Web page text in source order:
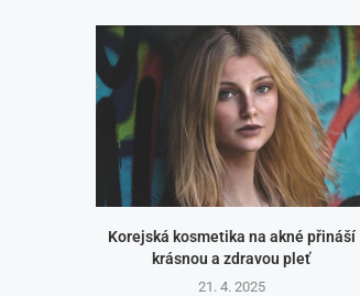
Korejská kosmetika na akné přináší
krásnou a zdravou pleť
21. 4. 2025